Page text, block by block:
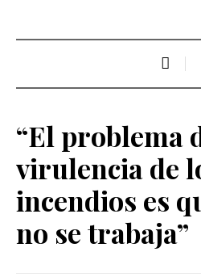
“El problema
virulencia de
incendios es
no se trabaja”